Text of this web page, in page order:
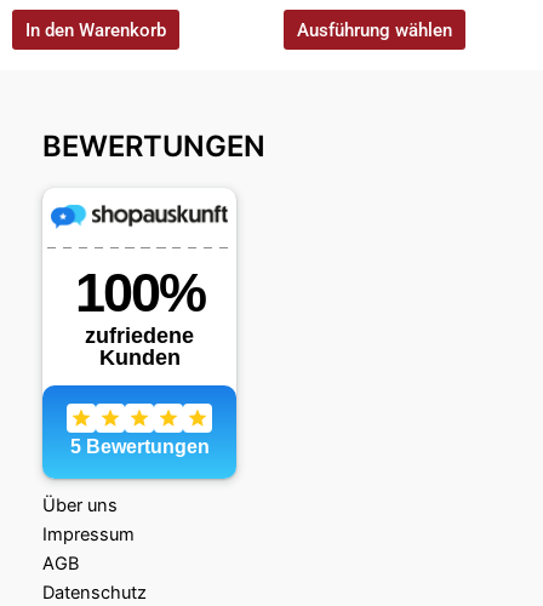
In den Warenkorb Ausführung wählen
BEWERTUNGEN
Über uns
Impressum
AGB
Datenschutz